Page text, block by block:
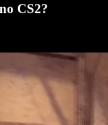
CS2?